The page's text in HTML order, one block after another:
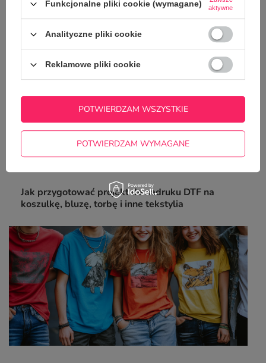
poradnik
Jak przygotować projekt do nadruku DTF na
koszulkę, bluzę, torbę i inne tekstylia
Funkcjonalne pliki cookie (wymagane)
aktywne
Analityczne pliki cookie
Reklamowe pliki cookie
POTWIERDZAM WYMAGANE
POTWIERDZAM WSZYSTKIE